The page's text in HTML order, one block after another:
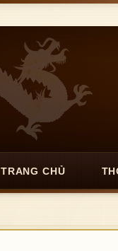
TRANG CHỦ